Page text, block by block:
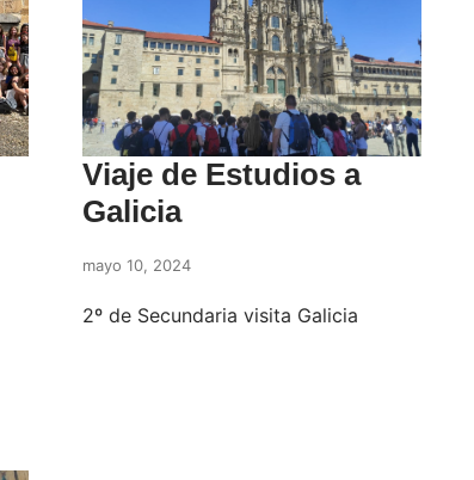
Viaje de Estudios a
Galicia
mayo 10, 2024
2º de Secundaria visita Galicia